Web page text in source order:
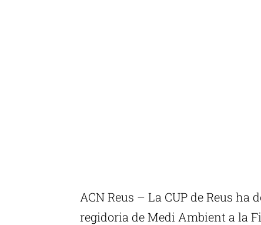
ACN Reus – La CUP de Reus ha
regidoria de Medi Ambient a la